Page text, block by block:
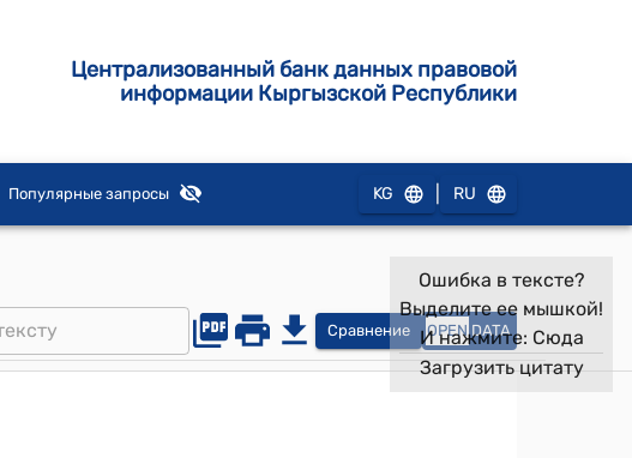
Централизованный банк данных правовой
информации Кыргызской Республики
Популярные запросы KG RU
Сравнение OPEN DATA
Ошибка в тексте?
Выделите ее мышкой!
И нажмите: Сюда
Загрузить цитату